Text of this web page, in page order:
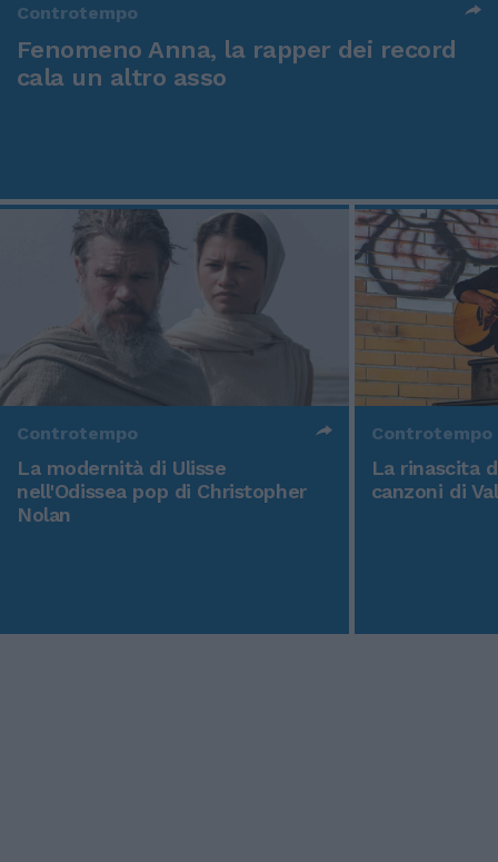
Controtempo
Fenomeno Anna, la rapper dei record
cala un altro asso
Controtempo
La modernità di Ulisse
nell'Odissea pop di Christopher
Nolan
Controtempo
La rinascita
canzoni di